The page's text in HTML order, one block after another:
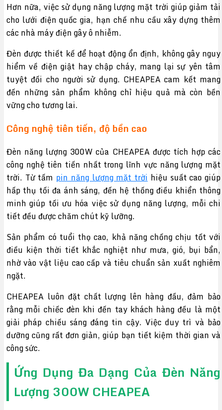
Hơn nữa, việc sử dụng năng lượng mặt trời giúp giảm tải
cho lưới điện quốc gia, hạn chế nhu cầu xây dựng thêm
các nhà máy điện gây ô nhiễm.
Đèn được thiết kế để hoạt động ổn định, không gây nguy
hiểm về điện giật hay chập cháy, mang lại sự yên tâm
tuyệt đối cho người sử dụng. CHEAPEA cam kết mang
đến những sản phẩm không chỉ hiệu quả mà còn bền
vững cho tương lai.
Công nghệ tiên tiến, độ bền cao
Đèn năng lượng 300W của CHEAPEA được tích hợp các
công nghệ tiên tiến nhất trong lĩnh vực năng lượng mặt
trời. Từ tấm pin năng lượng mặt trời hiệu suất cao giúp
hấp thụ tối đa ánh sáng, đến hệ thống điều khiển thông
minh giúp tối ưu hóa việc sử dụng năng lượng, mỗi chi
tiết đều được chăm chút kỹ lưỡng.
Sản phẩm có tuổi thọ cao, khả năng chống chịu tốt với
điều kiện thời tiết khắc nghiệt như mưa, gió, bụi bẩn,
nhờ vào vật liệu cao cấp và tiêu chuẩn sản xuất nghiêm
ngặt.
CHEAPEA luôn đặt chất lượng lên hàng đầu, đảm bảo
rằng mỗi chiếc đèn khi đến tay khách hàng đều là một
giải pháp chiếu sáng đáng tin cậy. Việc duy trì và bảo
dưỡng cũng rất đơn giản, giúp bạn tiết kiệm thời gian và
công sức.
Ứng Dụng Đa Dạng Của Đèn Năng
Lượng 300W CHEAPEA